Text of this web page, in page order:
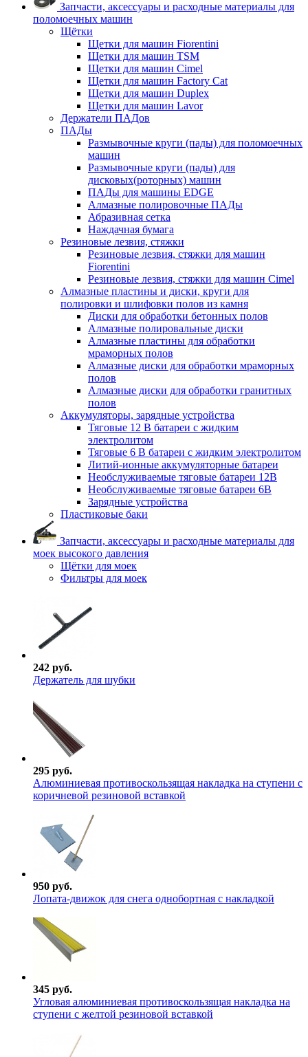
Запчасти, аксессуары и расходные материалы для
поломоечных машин
Щётки
Щетки для машин Fiorentini
Щетки для машин TSM
Щетки для машин Cimel
Щетки для машин Factory Cat
Щетки для машин Duplex
Щетки для машин Lavor
Держатели ПАДов
ПАДы
Размывочные круги (пады) для поломоечных
машин
Размывочные круги (пады) для
дисковых(роторных) машин
ПАДы для машины EDGE
Алмазные полировочные ПАДы
Абразивная сетка
Наждачная бумага
Резиновые лезвия, стяжки
Резиновые лезвия, стяжки для машин
Fiorentini
Резиновые лезвия, стяжки для машин Cimel
Алмазные пластины и диски, круги для
полировки и шлифовки полов из камня
Диски для обработки бетонных полов
Алмазные полировальные диски
Алмазные пластины для обработки
мраморных полов
Алмазные диски для обработки мраморных
полов
Алмазные диски для обработки гранитных
полов
Аккумуляторы, зарядные устройства
Тяговые 12 В батареи с жидким
электролитом
Тяговые 6 В батареи с жидким электролитом
Литий-ионные аккумуляторные батареи
Необслуживаемые тяговые батареи 12В
Необслуживаемые тяговые батареи 6В
Зарядные устройства
Пластиковые баки
Запчасти, аксессуары и расходные материалы для
моек высокого давления
Щётки для моек
Фильтры для моек
242 руб.
Держатель для шубки
295 руб.
Алюминиевая противоскользящая накладка на ступени с
коричневой резиновой вставкой
950 руб.
Лопата-движок для снега однобортная с накладкой
345 руб.
Угловая алюминиевая противоскользящая накладка на
ступени с желтой резиновой вставкой